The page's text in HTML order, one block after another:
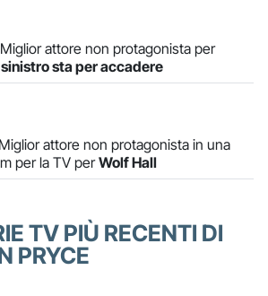
attore non protagonista per
sta per accadere
attore non protagonista in una
per la TV perWolf Hall
TV PIÙ RECENTI DI
PRYCE